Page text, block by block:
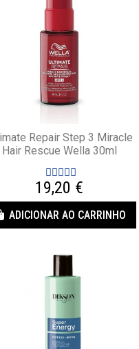
Repair Step 3 Miracle
Hair Rescue Wella 30ml
19,20 €
ADICIONAR AO CARRINHO